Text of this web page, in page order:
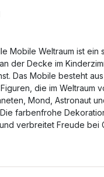
Mobile Weltraum ist ein
der Decke im
Das Mobile besteht aus
die im Weltraum
Mond, Astronaut
farbenfrohe
verbreitet Freude bei